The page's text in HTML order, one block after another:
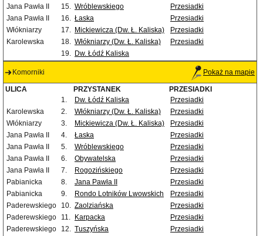
Jana Pawła II
15. Wróblewskiego
Przesiadki
Jana Pawła II
16. Łaska
Przesiadki
Włókniarzy
17. Mickiewicza (Dw. Ł. Kaliska)
Przesiadki
Karolewska
18. Włókniarzy (Dw. Ł. Kaliska)
Przesiadki
19. Dw. Łódź Kaliska
Komorniki Pokaż na mapie
ULICA PRZYSTANEK
PRZESIADKI
1.
Dw. Łódź Kaliska
Przesiadki
Karolewska
2. Włókniarzy (Dw. Ł. Kaliska)
Przesiadki
Włókniarzy
3. Mickiewicza (Dw. Ł. Kaliska)
Przesiadki
Jana Pawła II
4. Łaska
Przesiadki
Jana Pawła II
5. Wróblewskiego
Przesiadki
Jana Pawła II
6. Obywatelska
Przesiadki
Jana Pawła II
7. Rogozińskiego
Przesiadki
Pabianicka
8. Jana Pawła II
Przesiadki
Pabianicka
9. Rondo Lotników Lwowskich
Przesiadki
Paderewskiego
10. Zaolziańska
Przesiadki
Paderewskiego
11. Karpacka
Przesiadki
Paderewskiego
12. Tuszyńska Przesiadki